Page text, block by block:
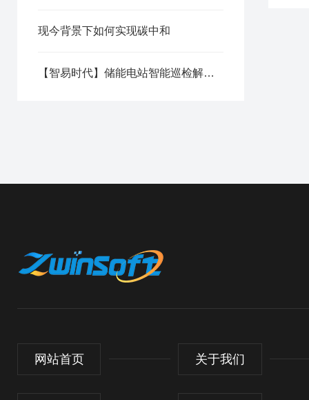
现今背景下如何实现碳中和
【智易时代】储能电站智能巡检解决方案
网站首页 关于我们